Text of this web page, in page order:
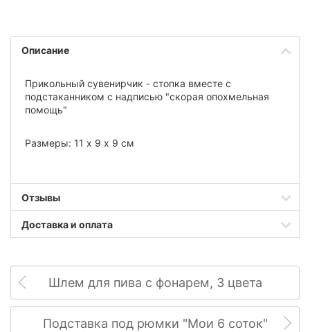
Описание
Прикольный сувенирчик - стопка вместе с
подстаканником с надписью "скорая опохмельная
помощь"
Размеры: 11 х 9 х 9 см
Отзывы
Доставка и оплата
Шлем для пива с фонарем, 3 цвета
Подставка под рюмки "Мои 6 соток"